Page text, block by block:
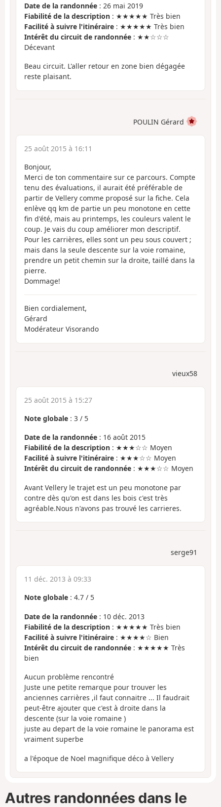
Date de la randonnée : 26 mai 2019
Fiabilité de la description : ★★★★★ Très bien
Facilité à suivre l'itinéraire : ★★★★★ Très bien
Intérêt du circuit de randonnée : ★★☆☆☆
Décevant
Beau circuit. L'aller retour en zone bien dégagée
reste plaisant.
POULIN Gérard
25 août 2015 à 16:11
Bonjour,
Merci de ton commentaire sur ce parcours. Compte
tenu des évaluations, il aurait été préférable de
partir de Vellery comme proposé sur la fiche. Cela
enlève qq km de partie un peu monotone en cette
fin d'été, mais au printemps, les couleurs valent le
coup. Je vais du coup améliorer mon descriptif.
Pour les carrières, elles sont un peu sous couvert ;
mais dans la seule descente sur la voie romaine,
prendre un petit chemin sur la droite, taillé dans la
pierre.
Dommage!
Bien cordialement,
Gérard
Modérateur Visorando
vieux58
25 août 2015 à 15:27
Note globale : 3 / 5
Date de la randonnée : 16 août 2015
Fiabilité de la description : ★★★☆☆ Moyen
Facilité à suivre l'itinéraire : ★★★☆☆ Moyen
Intérêt du circuit de randonnée : ★★★☆☆ Moyen
Avant Vellery le trajet est un peu monotone par
contre dès qu'on est dans les bois c'est très
agréable.Nous n'avons pas trouvé les carrieres.
serge91
11 déc. 2013 à 09:33
Note globale : 4.7 / 5
Date de la randonnée : 10 déc. 2013
Fiabilité de la description : ★★★★★ Très bien
Facilité à suivre l'itinéraire : ★★★★☆ Bien
Intérêt du circuit de randonnée : ★★★★★ Très
bien
Aucun problème rencontré
Juste une petite remarque pour trouver les
anciennes carrières ,il faut connaitre ... Il faudrait
peut-être ajouter que c'est à droite dans la
descente (sur la voie romaine )
juste au depart de la voie romaine le panorama est
vraiment superbe
a l'époque de Noel magnifique déco à Vellery
Autres randonnées dans le